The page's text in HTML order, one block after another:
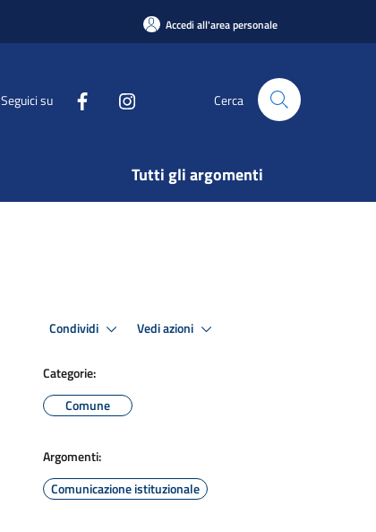
Accedi all'area personale
Seguici su Cerca
Tutti gli argomenti
Condividi Vedi azioni
Categorie:
Comune
Argomenti:
Comunicazione istituzionale